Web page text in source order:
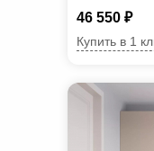
46 550 ₽
Купить в 1